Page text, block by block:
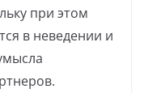
при этом
в неведении и